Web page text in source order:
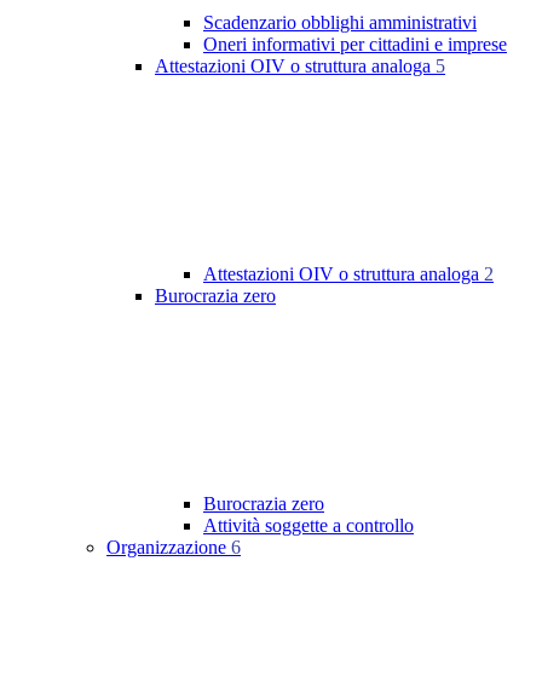
Scadenzario obblighi amministrativi
Oneri informativi per cittadini e imprese
Attestazioni OIV o struttura analoga 5
Attestazioni OIV o struttura analoga 2
Burocrazia zero
Burocrazia zero
Attività soggette a controllo
Organizzazione 6